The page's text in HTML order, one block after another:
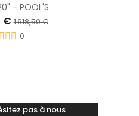
- POOL'S
€1 618,50 €
0
pas à nous